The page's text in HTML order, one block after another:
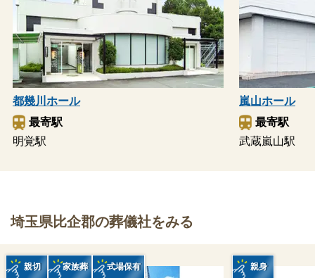
都幾川ホール
最寄駅
明覚駅
嵐山ホール
最寄駅
武蔵嵐山駅
埼玉県比企郡の葬儀社をみる
親切 家族葬 式場保有 親身